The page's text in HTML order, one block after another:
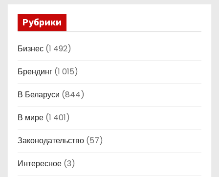
Рубрики
Бизнес (1 492)
Брендинг (1 015)
В Беларуси (844)
В мире (1 401)
Законодательство (57)
Интересное (3)